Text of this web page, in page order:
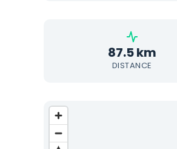
87.5 km
DISTANCE